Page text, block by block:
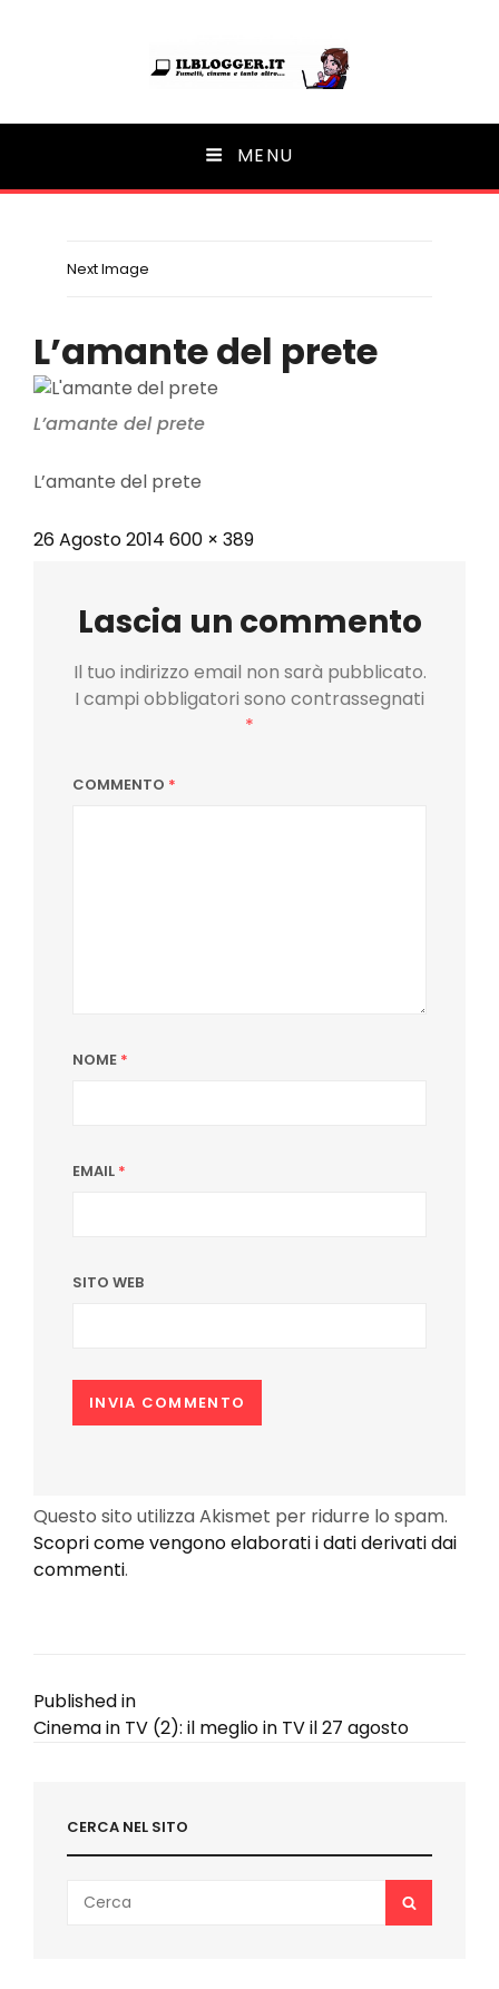
Ilblogger.it
Il portalino di blog | MENU
Next Image
L’amante del prete
L’amante del prete
L’amante del prete
Posted
26 Agosto 2014 Full
600 × 389
Lascia un commento
Il tuo indirizzo email non sarà pubblicato.
I campi obbligatori sono contrassegnati
*
COMMENTO *
NOME *
EMAIL *
SITO WEB
Questo sito utilizza Akismet per ridurre lo spam.
Scopri come vengono elaborati i dati derivati dai
commenti.
Navigazione
Published in
Cinema in TV (2): il meglio in TV il 27 agosto
CERCA NEL SITO
for:
SEARCH